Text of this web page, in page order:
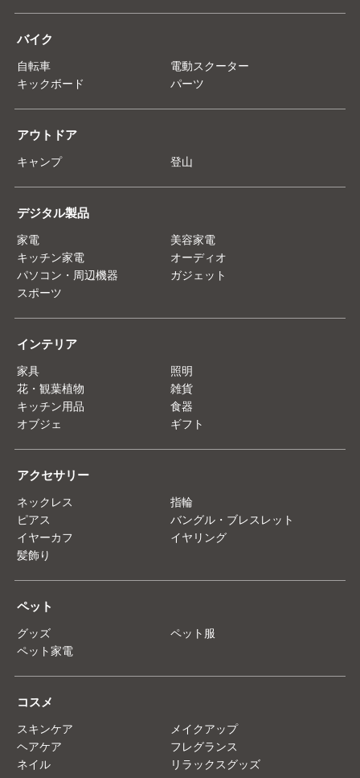
バイク
自転車
電動スクーター
キックボード
パーツ
アウトドア
キャンプ 登山
デジタル製品
家電
美容家電
キッチン家電
オーディオ
パソコン・周辺機器
ガジェット
スポーツ
インテリア
家具
照明
花・観葉植物
雑貨
キッチン用品
食器
オブジェ
ギフト
アクセサリー
ネックレス
指輪
ピアス
バングル・ブレスレット
イヤーカフ
イヤリング
髪飾り
ペット
グッズ
ペット服
ペット家電
コスメ
スキンケア
メイクアップ
ヘアケア
フレグランス
ネイル
リラックスグッズ